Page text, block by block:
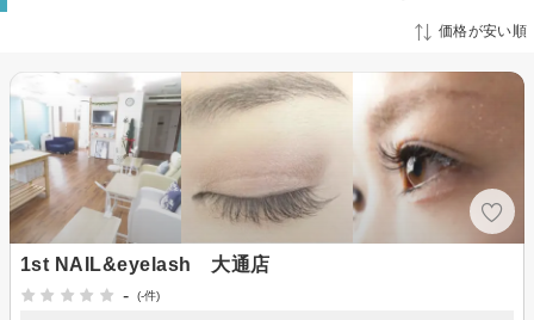
価格が安い順
1st NAIL&eyelash 大通店
-
(-件)